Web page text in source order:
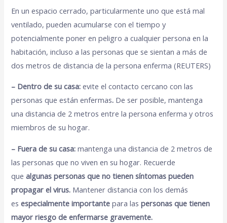
En un espacio cerrado, particularmente uno que está mal
ventilado, pueden acumularse con el tiempo y
potencialmente poner en peligro a cualquier persona en la
habitación, incluso a las personas que se sientan a más de
dos metros de distancia de la persona enferma (REUTERS)
– Dentro de su casa:evite el contacto cercano con las
personas que están enfermas. De ser posible, mantenga
una distancia de 2 metros entre la persona enferma y otros
miembros de su hogar.
– Fuera de su casa:mantenga una distancia de 2 metros de
las personas que no viven en su hogar. Recuerde
quealgunas personas que no tienen síntomas pueden
propagar el virus. Mantener distancia con los demás
esespecialmente importantepara las personas que tienen
mayor riesgo de enfermarse gravemente.